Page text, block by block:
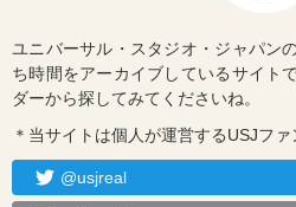
ユニバーサル・スタジオ・ジャパン
ち時間をアーカイブしているサイト
ダーから探してみてくださいね。
＊当サイトは個人が運営するUSJファ
@usjreal